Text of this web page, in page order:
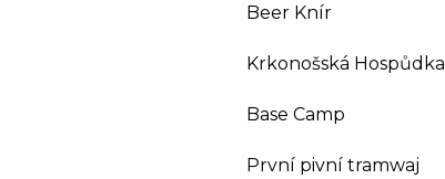
Beer Knír
Krkonošská Hospůdka
Base Camp
První pivní tramwaj